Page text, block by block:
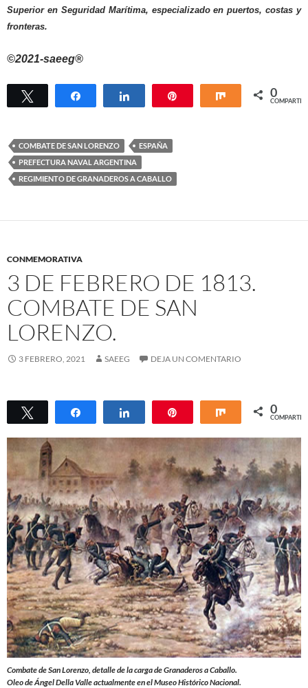
Superior en Seguridad Marítima, especializado en puertos, costas y
fronteras.
©2021-saeeg®
Twittear Compartir Compartir Compartir
0
COMPARTIR
COMBATE DE SAN LORENZO
ESPAÑA
PREFECTURA NAVAL ARGENTINA
REGIMIENTO DE GRANADEROS A CABALLO
CONMEMORATIVA
3 DE FEBRERO DE 1813.
COMBATE DE SAN
LORENZO.
3 FEBRERO, 2021 SAEEG DEJA UN COMENTARIO
Twittear Compartir Compartir Compartir
0
COMPARTIR
Combate de San Lorenzo, detalle de la carga de Granaderos a Caballo.
Oleo de Ángel Della Valle actualmente en el Museo Histórico Nacional.